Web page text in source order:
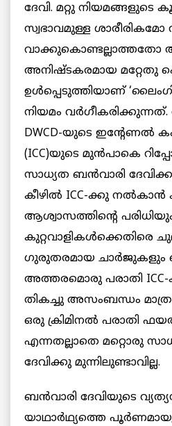
ദേവി. മറ്റു നിയമങ്ങളുടെ
സ്വഭാവമുള്ള
അനിഷ്ടകരമായ മറ്റേതു
ഉള്‍പ്പെടുത്തിയാണ്
നിയമം
DWCD-യുടെ ഇന്റേണല്‍
(ICC)യുടെ മുൻപാകെ
സാധ്യത ബന്‍വാരി
കീഴില്‍ ICC-ക്കു നല്‍കാന്‍
ആശ്വാസത്തിന്റെ
കുറ്റവാളികള്‍ക്കെതിരെ
ഗുരുതരമായ ചാര്‍ജുകളും
അത്തരമൊരു പരാതി
തികച്ചു അസംബന്ധം
ഒരു ക്രിമിനല്‍ പരാതി
എന്നതല്ലാതെ മറ്റൊരു
ദേവിക്കു മുന്നിലുണ്ടാവില്ല.
ബന്‍വാരി ദേവിയുടെ
യാഥാര്‍ഥ്യത്തെ